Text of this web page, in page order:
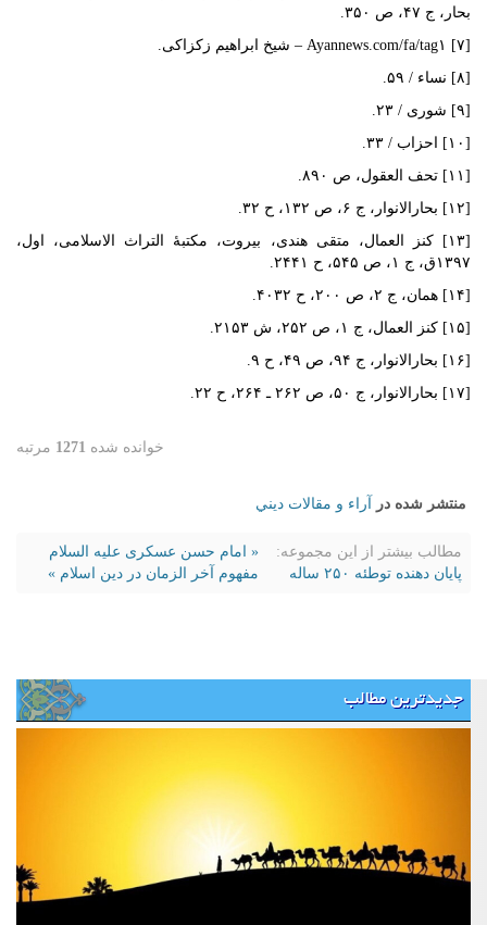
بحار، ج ۴۷، ص ۳۵۰.
[۷] Ayannews.com‌/fa‌/tag۱‌ – شیخ‌ ابراهیم‌ زکزاکی.
[۸] نساء / ۵۹‌.
[۹] شوری‌ / ۲۳.
[۱۰] احزاب / ۳۳.
[۱۱] تحف العقول، ص ۸۹۰.
[۱۲] بحارالانوار، ج ۶، ص ۱۳۲، ح ۳۲.
[۱۳] کنز العمال، متقی هندی، بیروت، مکتبۀ التراث الاسلامی‌، اول‌،
۱۳۹۷ق، ج ۱، ص ۵۴۵، ح ۲۴۴۱.
[۱۴] همان، ج ۲، ص ۲۰۰، ح ۴۰۳۲.
[۱۵] کنز العمال، ج ۱، ص ۲۵۲، ش ۲۱۵۳.
[۱۶] بحارالانوار، ج ۹۴، ص ۴۹، ح ۹.
[۱۷] بحارالانوار، ج ۵۰، ص ۲۶۲ ـ ۲۶۴، ح ۲۲‌.
خوانده شده 1271 مرتبه
منتشر شده در آراء و مقالات ديني
مطالب بیشتر از این مجموعه:
« امام حسن عسکری علیه السلام
پایان دهنده توطئه ۲۵۰ ساله
مفهوم آخر الزمان در دین اسلام »
جدیدترین مطالب